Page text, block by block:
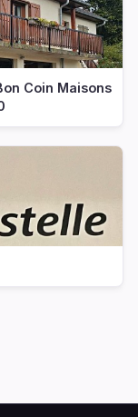
Coin Maisons